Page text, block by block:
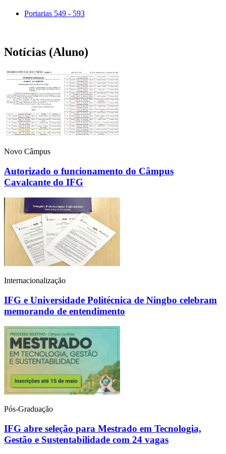
Portarias 549 - 593
Notícias (Aluno)
Novo Câmpus
Autorizado o funcionamento do Câmpus
Cavalcante do IFG
Internacionalização
IFG e Universidade Politécnica de Ningbo celebram
memorando de entendimento
Pós-Graduação
IFG abre seleção para Mestrado em Tecnologia,
Gestão e Sustentabilidade com 24 vagas